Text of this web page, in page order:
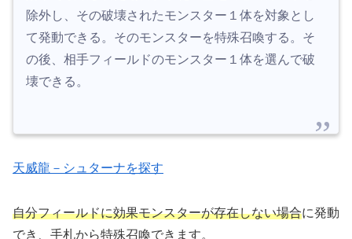
除外し、その破壊されたモンスター１体を対象とし
て発動できる。そのモンスターを特殊召喚する。そ
の後、相手フィールドのモンスター１体を選んで破
壊できる。
天威龍－シュターナを探す
自分フィールドに効果モンスターが存在しない場合に発動
でき、手札から特殊召喚できます。